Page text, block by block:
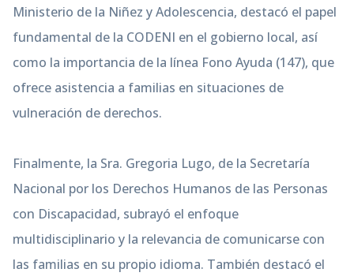
Ministerio de la Niñez y Adolescencia, destacó el papel
fundamental de la CODENI en el gobierno local, así
como la importancia de la línea Fono Ayuda (147), que
ofrece asistencia a familias en situaciones de
vulneración de derechos.
Finalmente, la Sra. Gregoria Lugo, de la Secretaría
Nacional por los Derechos Humanos de las Personas
con Discapacidad, subrayó el enfoque
multidisciplinario y la relevancia de comunicarse con
las familias en su propio idioma. También destacó el